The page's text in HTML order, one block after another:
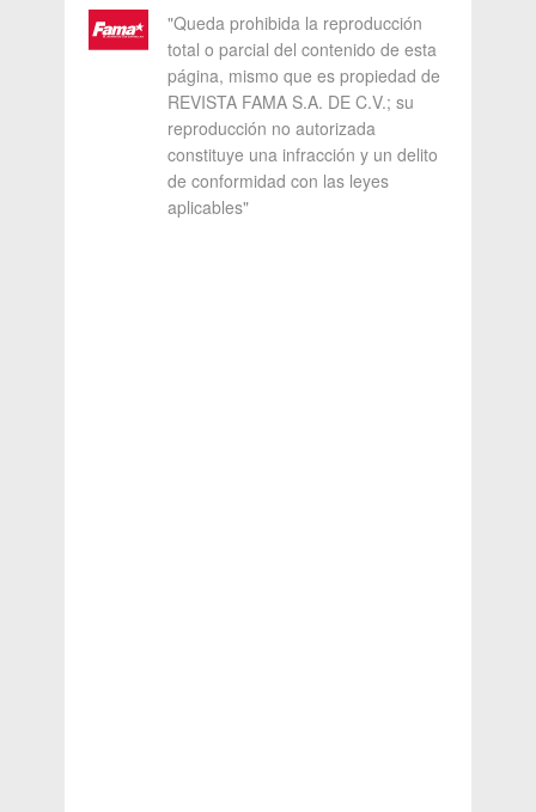
"Queda prohibida la reproducción
total o parcial del contenido de esta
página, mismo que es propiedad de
REVISTA FAMA S.A. DE C.V.; su
reproducción no autorizada
constituye una infracción y un delito
de conformidad con las leyes
aplicables"